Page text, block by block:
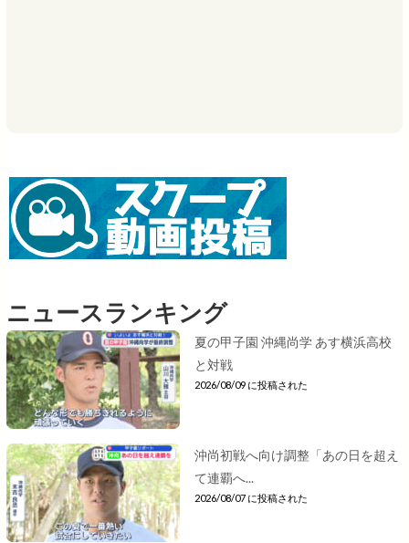
ニュースランキング
夏の甲子園 沖縄尚学 あす横浜高校
と対戦
2026/08/09 に投稿された
沖尚初戦へ向け調整「あの日を超え
て連覇へ...
2026/08/07 に投稿された